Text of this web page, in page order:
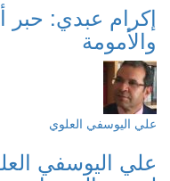
إكرام عبدي: حبر
والأمومة
علي اليوسفي العلوي
علي اليوسفي